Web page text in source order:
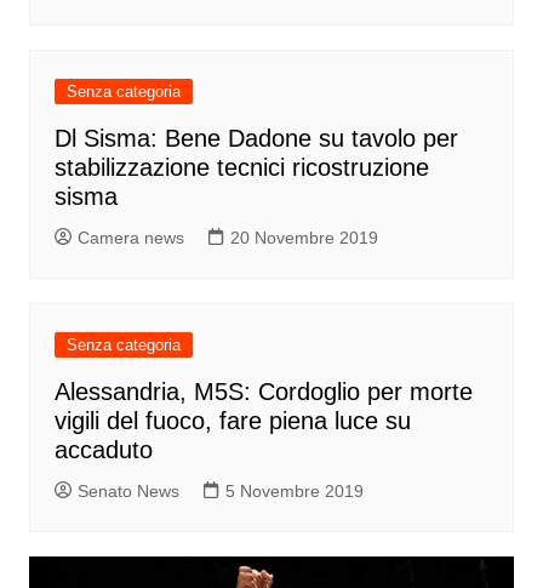
Senza categoria
Dl Sisma: Bene Dadone su tavolo per
stabilizzazione tecnici ricostruzione
sisma
Camera news 20 Novembre 2019
Senza categoria
Alessandria, M5S: Cordoglio per morte
vigili del fuoco, fare piena luce su
accaduto
Senato News 5 Novembre 2019